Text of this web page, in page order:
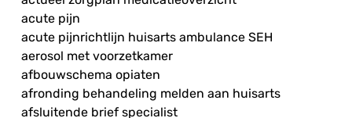
acute pijn
acute pijnrichtlijn huisarts ambulance SEH
aerosol met voorzetkamer
afbouwschema opiaten
afronding behandeling melden aan huisarts
afsluitende brief specialist